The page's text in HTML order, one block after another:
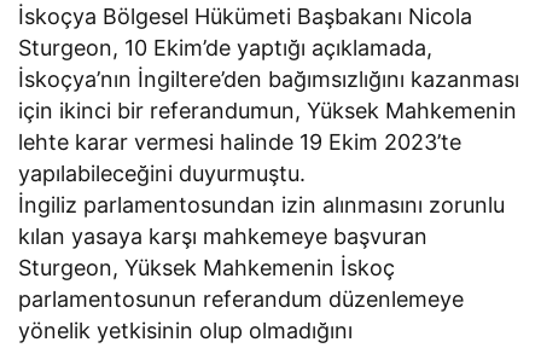
İskoçya Bölgesel Hükümeti Başbakanı Nicola
Sturgeon, 10 Ekim’de yaptığı açıklamada,
İskoçya’nın İngiltere’den bağımsızlığını kazanması
için ikinci bir referandumun, Yüksek Mahkemenin
lehte karar vermesi halinde 19 Ekim 2023’te
yapılabileceğini duyurmuştu.
İngiliz parlamentosundan izin alınmasını zorunlu
kılan yasaya karşı mahkemeye başvuran
Sturgeon, Yüksek Mahkemenin İskoç
parlamentosunun referandum düzenlemeye
yönelik yetkisinin olup olmadığını